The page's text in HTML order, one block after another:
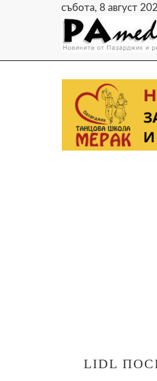
събота, 8 август
LIDL